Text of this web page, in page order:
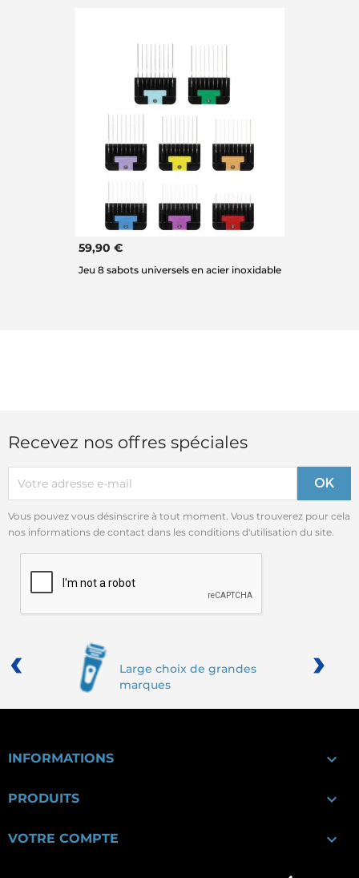
59,90 €
Jeu 8 sabots universels en acier inoxidable
Recevez nos offres spéciales
Vous pouvez vous désinscrire à tout moment. Vous trouverez pour cela
nos informations de contact dans les conditions d'utilisation du site.
Large choix de grandes
marques
‹ ›
INFORMATIONS 
PRODUITS 
VOTRE COMPTE 